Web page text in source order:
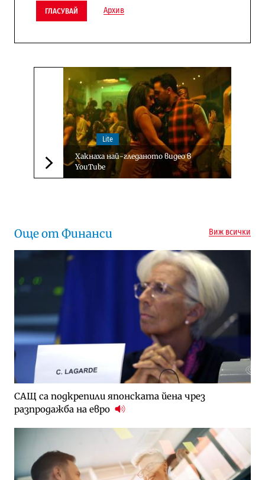
ГЛАСУВАЙ Архив
Следваща новина
Lite
Хакнаха най-гледаното видео в
YouTube
Още от Финанси Виж всички
САЩ са подкрепили японската йена чрез
разпродажба на евро